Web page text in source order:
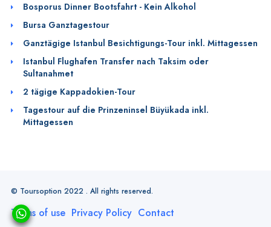
Bosporus Dinner Bootsfahrt - Kein Alkohol
Bursa Ganztagestour
Ganztägige Istanbul Besichtigungs-Tour inkl. Mittagessen
Istanbul Flughafen Transfer nach Taksim oder
Sultanahmet
2 tägige Kappadokien-Tour
Tagestour auf die Prinzeninsel Büyükada inkl.
Mittagessen
© Toursoption 2022 . All rights reserved.
Terms of use Privacy Policy Contact